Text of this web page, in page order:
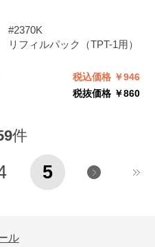
#2370K
リフィルパック（TPT-1用）
税込価格 ￥946
税抜価格 ￥860
件
5
ル